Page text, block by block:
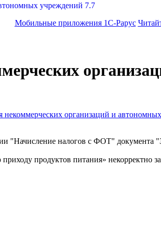
учреждений 7.7
Мобильные приложения 1С-Рарус
некоммерческих организаций и
"Начисление налогов с ФОТ"
продуктов питания» некорректно